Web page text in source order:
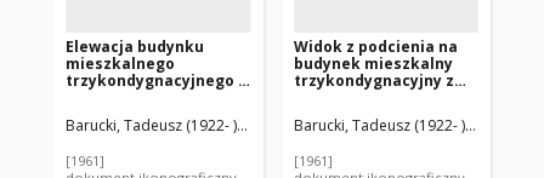
Elewacja budynku
mieszkalnego
trzykondygnacyjnego z
na parterze, Hemel
Hempstead, Anglia,
Barucki, Tadeusz (1922- ). Fotograf
[1961]
Widok z podcienia na
budynek mieszkalny
trzykondygnacyjny z
na parterze, Hemel
Hempstead, Anglia,
Barucki, Tadeusz (1922- ). Fotograf
[1961]